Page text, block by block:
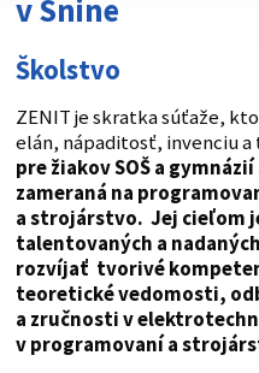
v Snine
Školstvo
ZENIT je skratka súťaže,
elán, nápaditosť, invenciu a
pre žiakov SOŠ a
zameraná na
a strojárstvo. Jej cieľom
talentovaných a
rozvíjať tvorivé
teoretické vedomosti,
a zručnosti v
v programovaní a